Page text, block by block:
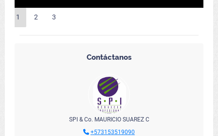
1 2 3
Contáctanos
SPI & Co. MAURICIO SUAREZ C
+573153519090